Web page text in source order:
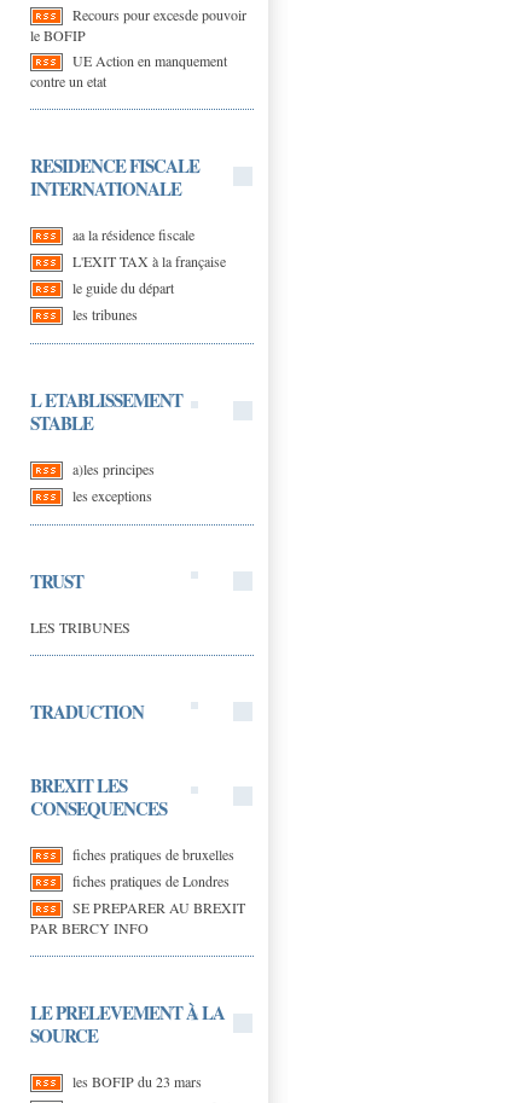
Recours pour excesde pouvoir
le BOFIP
UE Action en manquement
contre un etat
RESIDENCE FISCALE
INTERNATIONALE
aa la résidence fiscale
L'EXIT TAX à la française
le guide du départ
les tribunes
L ETABLISSEMENT
STABLE
a)les principes
les exceptions
TRUST
LES TRIBUNES
TRADUCTION
BREXIT LES
CONSEQUENCES
fiches pratiques de bruxelles
fiches pratiques de Londres
SE PREPARER AU BREXIT
PAR BERCY INFO
LE PRELEVEMENT À LA
SOURCE
les BOFIP du 23 mars